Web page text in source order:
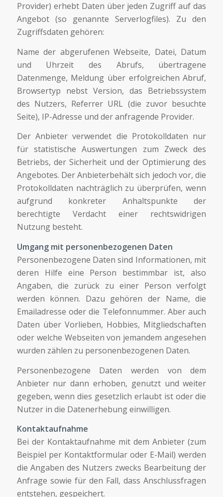
Provider) erhebt Daten über jeden Zugriff auf das
Angebot (so genannte Serverlogfiles). Zu den
Zugriffsdaten gehören:
Name der abgerufenen Webseite, Datei, Datum
und Uhrzeit des Abrufs, übertragene
Datenmenge, Meldung über erfolgreichen Abruf,
Browsertyp nebst Version, das Betriebssystem
des Nutzers, Referrer URL (die zuvor besuchte
Seite), IP-Adresse und der anfragende Provider.
Der Anbieter verwendet die Protokolldaten nur
für statistische Auswertungen zum Zweck des
Betriebs, der Sicherheit und der Optimierung des
Angebotes. Der Anbieterbehält sich jedoch vor, die
Protokolldaten nachträglich zu überprüfen, wenn
aufgrund konkreter Anhaltspunkte der
berechtigte Verdacht einer rechtswidrigen
Nutzung besteht.
Umgang mit personenbezogenen Daten
Personenbezogene Daten sind Informationen, mit
deren Hilfe eine Person bestimmbar ist, also
Angaben, die zurück zu einer Person verfolgt
werden können. Dazu gehören der Name, die
Emailadresse oder die Telefonnummer. Aber auch
Daten über Vorlieben, Hobbies, Mitgliedschaften
oder welche Webseiten von jemandem angesehen
wurden zählen zu personenbezogenen Daten.
Personenbezogene Daten werden von dem
Anbieter nur dann erhoben, genutzt und weiter
gegeben, wenn dies gesetzlich erlaubt ist oder die
Nutzer in die Datenerhebung einwilligen.
Kontaktaufnahme
Bei der Kontaktaufnahme mit dem Anbieter (zum
Beispiel per Kontaktformular oder E-Mail) werden
die Angaben des Nutzers zwecks Bearbeitung der
Anfrage sowie für den Fall, dass Anschlussfragen
entstehen, gespeichert.